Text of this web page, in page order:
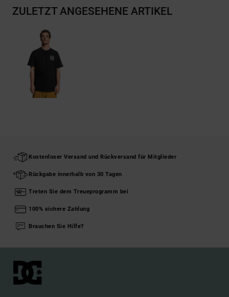
ZULETZT ANGESEHENE ARTIKEL
Kostenloser Versand und Rückversand für Mitglieder
Rückgabe innerhalb von 30 Tagen
Treten Sie dem Treueprogramm bei
100% sichere Zahlung
Brauchen Sie Hilfe?